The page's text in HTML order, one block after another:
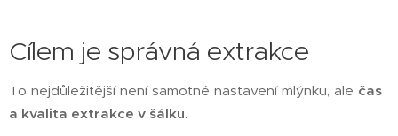
Cílem je správná extrakce
To nejdůležitější není samotné nastavení mlýnku, ale čas
a kvalita extrakce v šálku.